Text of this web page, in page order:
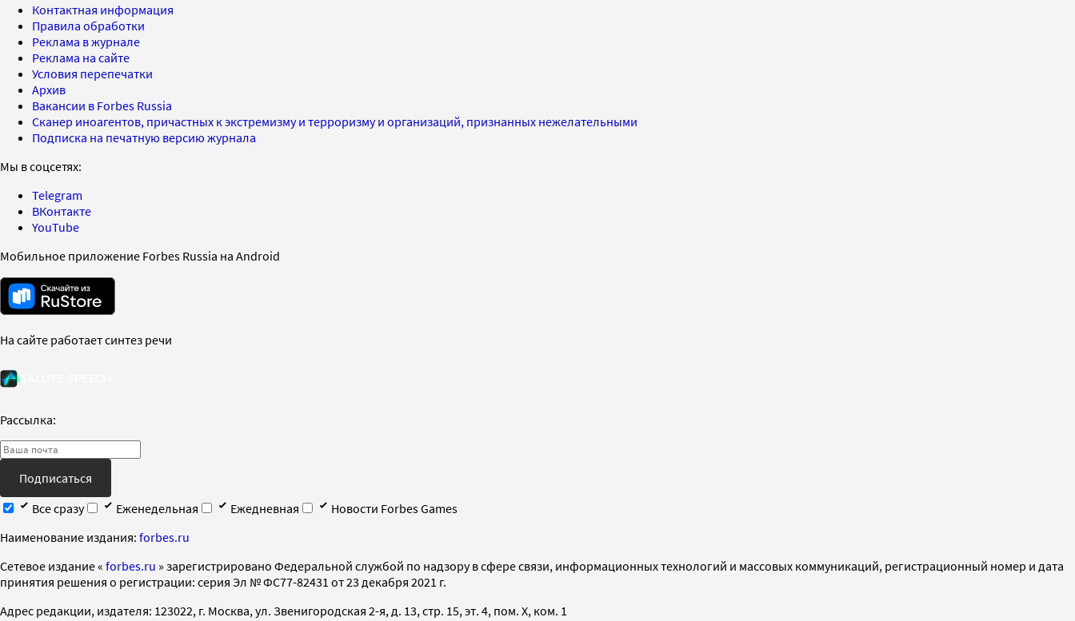
Контактная информация
Правила обработки
Реклама в журнале
Реклама на сайте
Условия перепечатки
Архив
Вакансии в Forbes Russia
Сканер иноагентов, причастных к экстремизму и терроризму и организаций, признанных нежелательными
Подписка на печатную версию журнала
Мы в соцсетях:
Telegram
ВКонтакте
YouTube
Мобильное приложение Forbes Russia на Android
На сайте работает синтез речи
Рассылка:
Подписаться
Все сразу
Еженедельная Ежедневная
Новости Forbes Games
Наименование издания: forbes.ru
Cетевое издание « forbes.ru » зарегистрировано Федеральной службой по надзору в сфере связи, информационных технологий и массовых коммуникаций, регистрационный номер и дата
принятия решения о регистрации: серия Эл № ФС77-82431 от 23 декабря 2021 г.
Адрес редакции, издателя: 123022, г. Москва, ул. Звенигородская 2-я, д. 13, стр. 15, эт. 4, пом. X, ком. 1